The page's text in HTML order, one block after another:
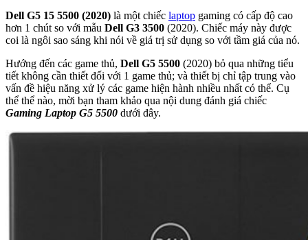
Dell G5 15 5500 (2020) là một chiếc laptop gaming có cấp độ cao
hơn 1 chút so với mẫu Dell G3 3500 (2020). Chiếc máy này được
coi là ngôi sao sáng khi nói về giá trị sử dụng so với tầm giá của nó.
Hướng đến các game thủ, Dell G5 5500 (2020) bỏ qua những tiểu
tiết không cần thiết đối với 1 game thủ; và thiết bị chỉ tập trung vào
vấn đề hiệu năng xử lý các game hiện hành nhiều nhất có thể. Cụ
thể thể nào, mời bạn tham khảo qua nội dung đánh giá chiếc
Gaming Laptop G5 5500 dưới đây.